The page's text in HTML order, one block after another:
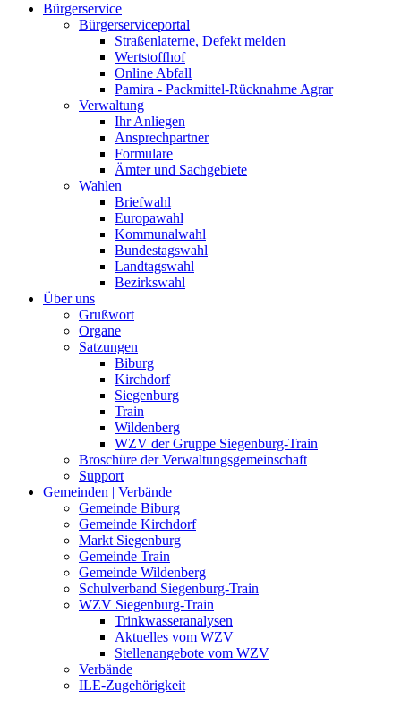
Bürgerservice
Bürgerserviceportal
Straßenlaterne, Defekt melden
Wertstoffhof
Online Abfall
Pamira - Packmittel-Rücknahme Agrar
Verwaltung
Ihr Anliegen
Ansprechpartner
Formulare
Ämter und Sachgebiete
Wahlen
Briefwahl
Europawahl
Kommunalwahl
Bundestagswahl
Landtagswahl
Bezirkswahl
Über uns
Grußwort
Organe
Satzungen
Biburg
Kirchdorf
Siegenburg
Train
Wildenberg
WZV der Gruppe Siegenburg-Train
Broschüre der Verwaltungsgemeinschaft
Support
Gemeinden | Verbände
Gemeinde Biburg
Gemeinde Kirchdorf
Markt Siegenburg
Gemeinde Train
Gemeinde Wildenberg
Schulverband Siegenburg-Train
WZV Siegenburg-Train
Trinkwasseranalysen
Aktuelles vom WZV
Stellenangebote vom WZV
Verbände
ILE-Zugehörigkeit